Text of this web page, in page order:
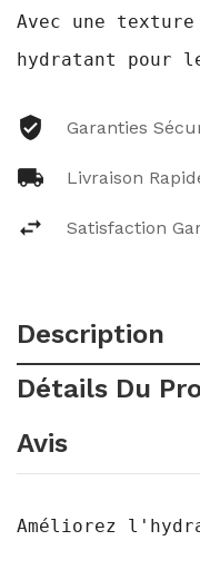
Avec une
hydratant pour
Garanties
Livraison
Satisfaction
Description
Détails Du
Avis
Améliorez